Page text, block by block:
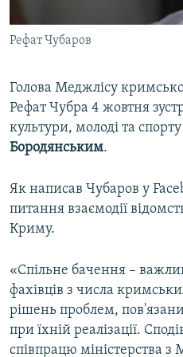
Усі сайти RFE/RL
Рефат Чубаров
Голова Меджлісу
Рефат Чубра 4 жовтня
культури, молоді та
Бородянським.
Як написав Чубаров у
питання взаємодії
Криму.
«Спільне бачення –
фахівців з числа
рішень проблем,
при їхній реалізації.
співпрацю міністерства з